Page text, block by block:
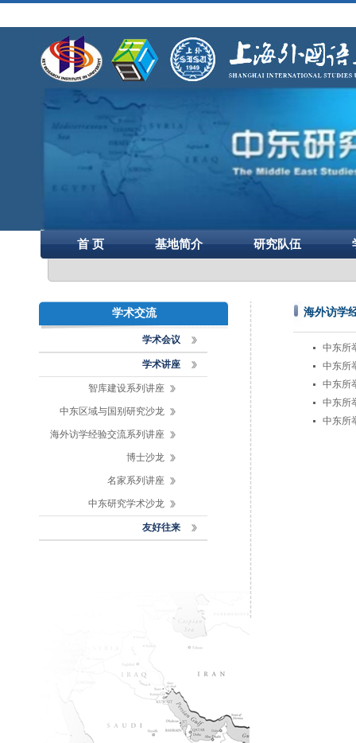
首 页 基地简介 研究队伍
学术交流
学术会议
学术讲座
智库建设系列讲座
中东区域与国别研究沙龙
海外访学经验交流系列讲座
博士沙龙
名家系列讲座
中东研究学术沙龙
友好往来
海外访学
中东所
中东所
中东所
中东所
中东所